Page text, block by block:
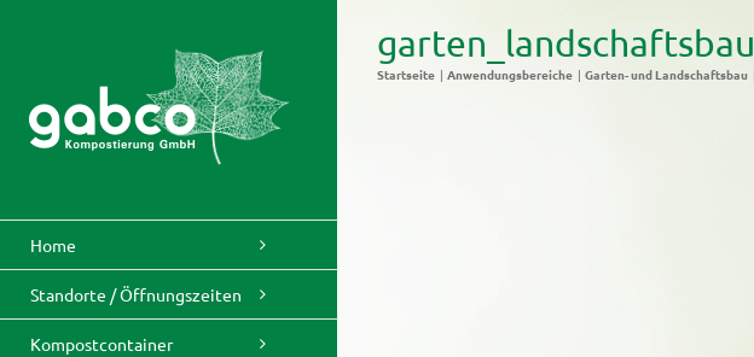
Home
Standorte / Öffnungszeiten
Kompostcontainer
garten_landschaftsbau
Startseite Anwendungsbereiche Garten- und Landschaftsbau